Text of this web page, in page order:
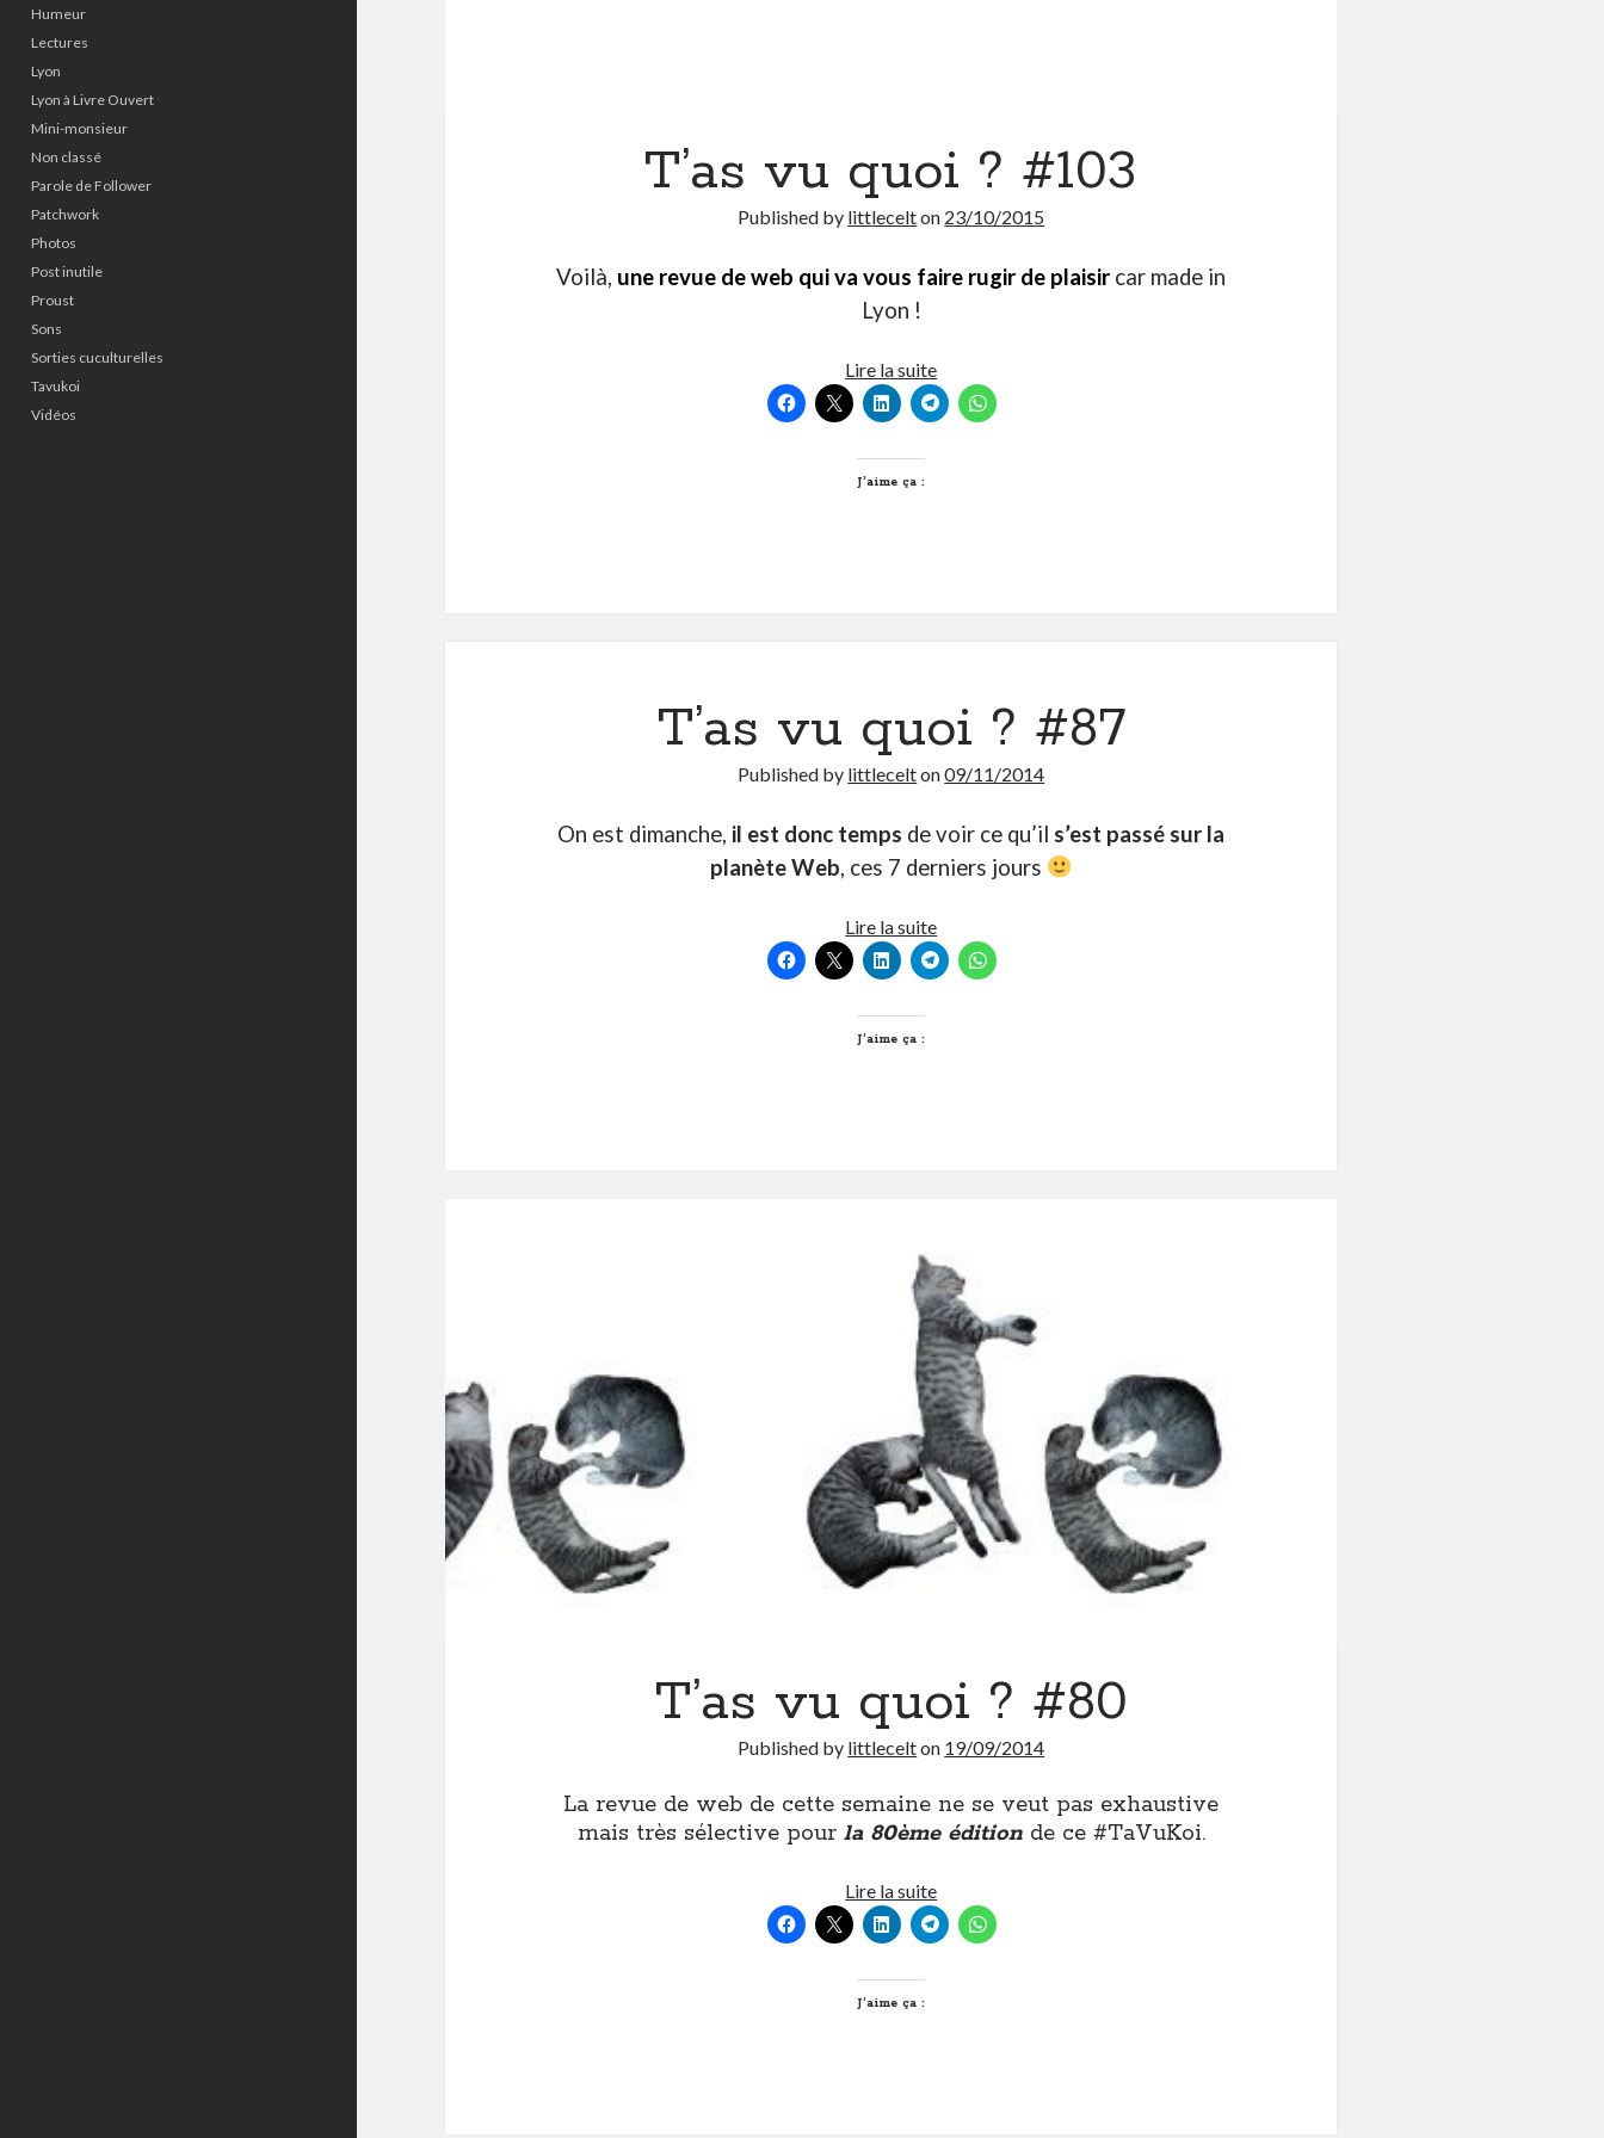
Humeur
Lectures
Lyon
Lyon à Livre Ouvert
Mini-monsieur
Non classé
Parole de Follower
Patchwork
Photos
Post inutile
Proust
Sons
Sorties cuculturelles
Tavukoi
Vidéos
T’as vu quoi ? #103
Published by littlecelton 23/10/2015
Voilà, une revue de web qui va vous faire rugir de plaisir car made in
Lyon !
Lire la suiteT’as
vu
quoi
J’aime ça :
T’as vu quoi ? #87
Published by littlecelton09/11/2014
On est dimanche, il est donc temps de voir ce qu’il s’est passé sur la
planète Web, ces 7 derniers jours
Lire la suiteT’as
vu
quoi
J’aime ça :
T’as vu quoi ? #80
Published by littlecelton 19/09/2014
La revue de web de cette semaine ne se veut pas exhaustive
mais très sélective pour la 80ème éditionde ce #TaVuKoi.
Lire la suiteT’as
vu
quoi
J’aime ça :